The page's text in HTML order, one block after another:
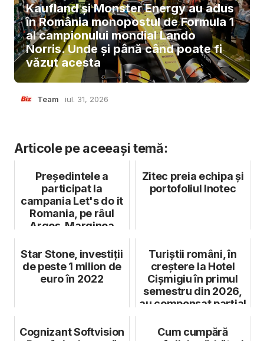
Kaufland și Monster Energy au adus
în România monopostul de Formula 1
al campionului mondial Lando
Norris. Unde și până când poate fi
văzut acesta
Team iul. 31, 2026
Articole pe aceeași temă:
Președintele a
participat la
campania Let's do it
Romania, pe râul
Argeș. Marginea
Zitec preia echipa și
portofoliul Inotec
Star Stone, investiții
de peste 1 milion de
euro în 2022
Turiștii români, în
creștere la Hotel
Cișmigiu în primul
semestru din 2026,
au compensat parțial
Cognizant Softvision
Cum cumpără